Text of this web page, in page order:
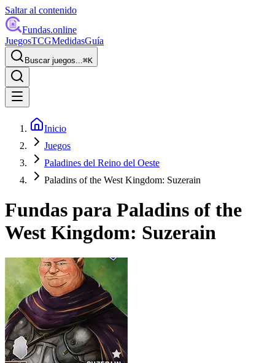
Saltar al contenido
Fundas.online
JuegosTCGMedidasGuía
Buscar juegos...⌘K
Inicio
Juegos
Paladines del Reino del Oeste
Paladins of the West Kingdom: Suzerain
Fundas para Paladins of the
West Kingdom: Suzerain